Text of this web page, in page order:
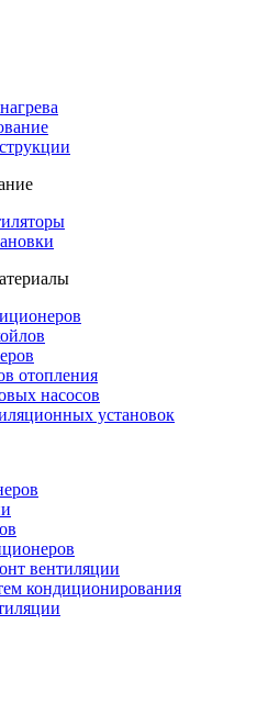
отопления
насосов
установок
вентиляции
кондиционирования